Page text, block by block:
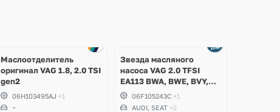
Маслоотделитель
оригинал VAG 1.8, 2.0 TSI
gen2
06H103495AJ +1
~
Звезда масляного
насоса VAG 2.0 TFSI
EA113 BWA, BWE, BVY,
CDLA, CDLC, Audi,
Volkswagen, Skoda, Seat
06F105243C +1
AUDI, SEAT +2